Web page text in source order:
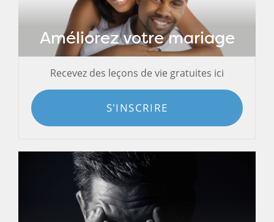
Améliorez votre mariage
Recevez des leçons de vie gratuites ici
S'INSCRIRE